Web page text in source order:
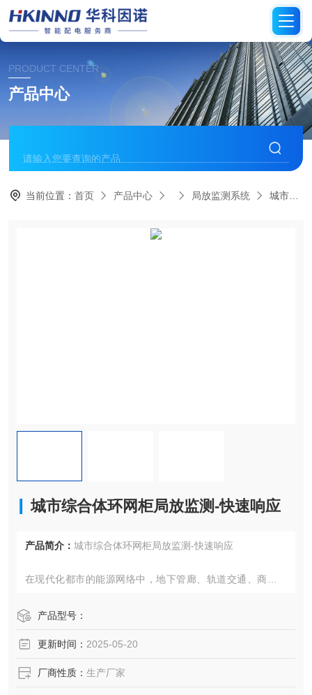
PRODUCT CENTER
产品中心
当前位置：首页 产品中心 局放监测系统 城市综合体环网柜局放监测-快速响应
城市综合体环网柜局放监测-快速响应
产品简介： 城市综合体环网柜局放监测-快速响应
在现代化都市的能源网络中，地下管廊、轨道交通、商业综
境与空间限制，一种融合多模态感知技术的智能监测体系正
智能算法融合，为城市能源动脉构建起立体化防护网。
产品型号：
更新时间： 2025-05-20
厂商性质： 生产厂家